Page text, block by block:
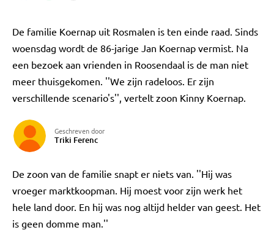
De familie Koernap uit Rosmalen is ten einde raad. Sinds
woensdag wordt de 86-jarige Jan Koernap vermist. Na
een bezoek aan vrienden in Roosendaal is de man niet
meer thuisgekomen. ''We zijn radeloos. Er zijn
verschillende scenario's'', vertelt zoon Kinny Koernap.
Geschreven door
Triki Ferenc
De zoon van de familie snapt er niets van. ''Hij was
vroeger marktkoopman. Hij moest voor zijn werk het
hele land door. En hij was nog altijd helder van geest. Het
is geen domme man.''